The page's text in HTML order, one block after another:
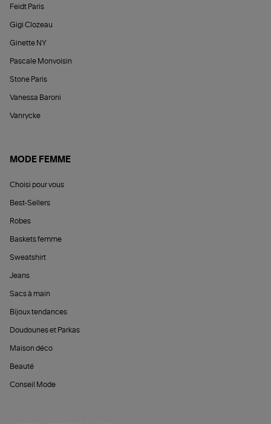
Feidt Paris
Gigi Clozeau
Ginette NY
Pascale Monvoisin
Stone Paris
Vanessa Baroni
Vanrycke
MODE FEMME
Choisi pour vous
Best-Sellers
Robes
Baskets femme
Sweatshirt
Jeans
Sacs à main
Bijoux tendances
Doudounes et Parkas
Maison déco
Beauté
Conseil Mode